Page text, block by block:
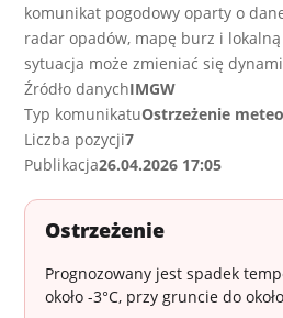
komunikat pogodowy oparty o
radar opadów, mapę burz i
sytuacja może zmieniać się
Źródło danychIMGW
Typ komunikatuOstrzeżenie
Liczba pozycji7
Publikacja26.04.2026 17:05
Ostrzeżenie
Prognozowany jest spadek
około -3°C, przy gruncie do